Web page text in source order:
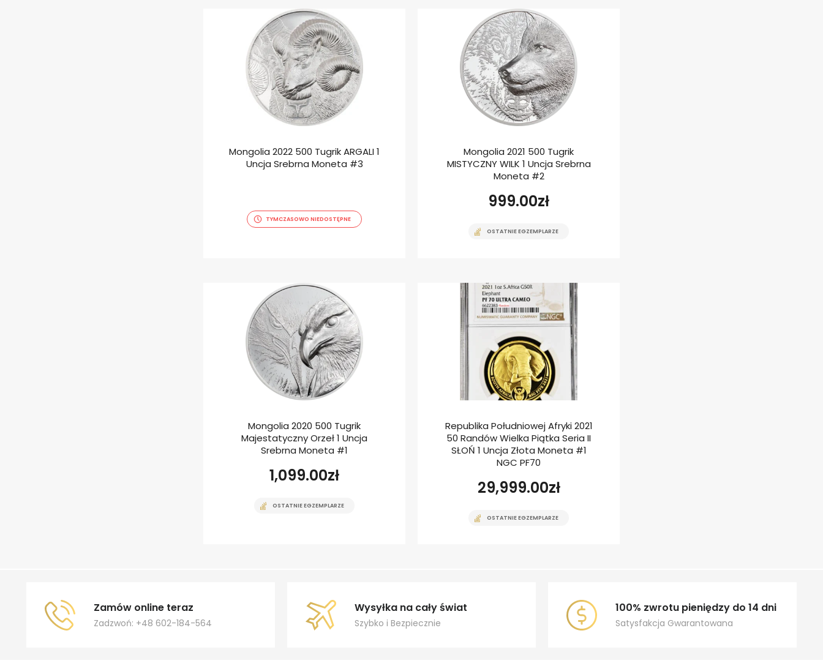
Mongolia 2022 500 Tugrik ARGALI 1
Uncja Srebrna Moneta #3
TYMCZASOWO NIEDOSTĘPNE
Mongolia 2021 500 Tugrik
MISTYCZNY WILK 1 Uncja Srebrna
Moneta #2
999.00zł
OSTATNIE EGZEMPLARZE
Mongolia 2020 500 Tugrik
Majestatyczny Orzeł 1 Uncja
Srebrna Moneta #1
1,099.00zł
OSTATNIE EGZEMPLARZE
Republika Południowej Afryki 2021
50 Randów Wielka Piątka Seria II
SŁOŃ 1 Uncja Złota Moneta #1
NGC PF70
29,999.00zł
OSTATNIE EGZEMPLARZE
Zamów online teraz
Zadzwoń: +48 602-184-564
Wysyłka na cały świat
Szybko i Bezpiecznie
100% zwrotu pieniędzy do 14 dni
Satysfakcja Gwarantowana